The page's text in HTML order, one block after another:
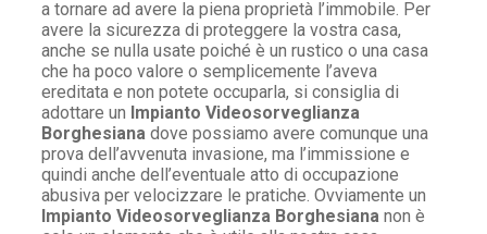
a tornare ad avere la piena proprietà l’immobile. Per
avere la sicurezza di proteggere la vostra casa,
anche se nulla usate poiché è un rustico o una casa
che ha poco valore o semplicemente l’aveva
ereditata e non potete occuparla, si consiglia di
adottare un Impianto Videosorveglianza
Borghesiana dove possiamo avere comunque una
prova dell’avvenuta invasione, ma l’immissione e
quindi anche dell’eventuale atto di occupazione
abusiva per velocizzare le pratiche. Ovviamente un
Impianto Videosorveglianza Borghesiana non è